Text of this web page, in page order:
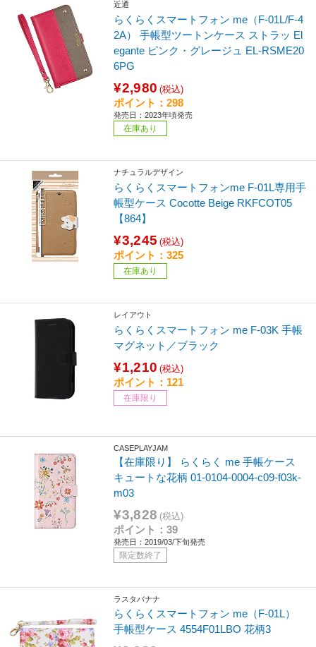
近通
らくらくスマートフォン me（F-01L/F-4
2A） 手帳型ツートンケース ストラッ El
egante ピンク・グレージュ EL-RSME20
6PG
¥2,980 (税込)
ポイント：298
発売日：2023年頃発売
在庫あり
ナチュラルデザイン
らくらくスマートフォンme F-01L専用手
帳型ケース Cocotte Beige RKFCOT05
【864】
¥3,245 (税込)
ポイント：325
在庫あり
レイアウト
らくらくスマートフォン me F-03K 手帳
マグネット／ブラック
¥1,210 (税込)
ポイント：121
在庫限り
CASEPLAYJAM
【在庫限り】 らくらく me 手帳ケース
キュートな花柄 01-0104-0004-c09-f03k-
m03
¥3,828 (税込)
ポイント：39
発売日：2019/03/下旬発売
限定数終了
ラスタバナナ
らくらくスマートフォン me（F-01L）
手帳型ケース 4554F01LBO 花柄3